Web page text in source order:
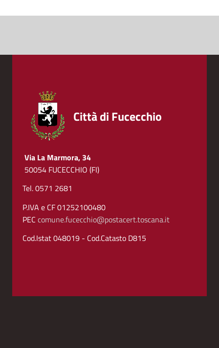
Città di Fucecchio
Via La Marmora, 34
50054 FUCECCHIO (FI)
Tel. 0571 2681
P.IVA e CF 01252100480
PEC comune.fucecchio@postacert.toscana.it
Cod.Istat 048019 - Cod.Catasto D815